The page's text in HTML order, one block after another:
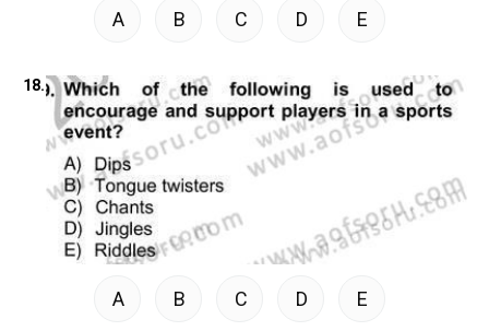
A B C D E
18.
A B C D E